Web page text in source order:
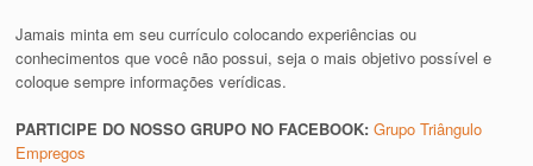
Jamais minta em seu currículo colocando experiências ou
conhecimentos que você não possui, seja o mais objetivo possível e
coloque sempre informações verídicas.
PARTICIPE DO NOSSO GRUPO NO FACEBOOK:Grupo Triângulo
Empregos